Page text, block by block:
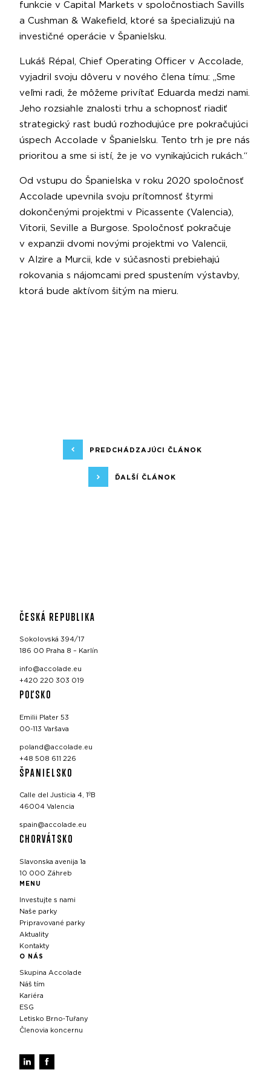
funkcie v Capital Markets v spoločnostiach Savills
a Cushman & Wakefield, ktoré sa špecializujú na
investičné operácie v Španielsku.
Lukáš Répal, Chief Operating Officer v Accolade,
vyjadril svoju dôveru v nového člena tímu: „Sme
veľmi radi, že môžeme privítať Eduarda medzi nami.
Jeho rozsiahle znalosti trhu a schopnosť riadiť
strategický rast budú rozhodujúce pre pokračujúci
úspech Accolade v Španielsku. Tento trh je pre nás
prioritou a sme si istí, že je vo vynikajúcich rukách.“
Od vstupu do Španielska v roku 2020 spoločnosť
Accolade upevnila svoju prítomnosť štyrmi
dokončenými projektmi v Picassente (Valencia),
Vitorii, Seville a Burgose. Spoločnosť pokračuje
v expanzii dvomi novými projektmi vo Valencii,
v Alzire a Murcii, kde v súčasnosti prebiehajú
rokovania s nájomcami pred spustením výstavby,
ktorá bude aktívom šitým na mieru.
PREDCHÁDZAJÚCI ČLÁNOK
ĎALŠÍ ČLÁNOK
ČESKÁ REPUBLIKA
Sokolovská 394/17
186 00 Praha 8 – Karlín
info@accolade.eu
+420 220 303 019
POĽSKO
Emilii Plater 53
00-113 Varšava
poland@accolade.eu
+48 508 611 226
ŠPANIELSKO
Calle del Justicia 4, 1ºB
46004 Valencia
spain@accolade.eu
CHORVÁTSKO
Slavonska avenija 1a
10 000 Záhreb
MENU
Investujte s nami
Naše parky
Pripravované parky
Aktuality
Kontakty
O NÁS
Skupina Accolade
Náš tím
Kariéra
ESG
Letisko Brno‑Tuřany
Členovia koncernu